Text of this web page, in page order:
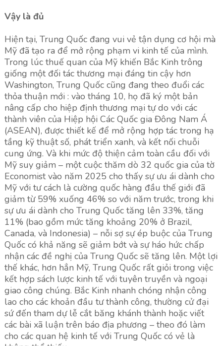
Vậy là đủ
Hiện tại, Trung Quốc đang vui vẻ tận dụng cơ hội mà
Mỹ đã tạo ra để mở rộng phạm vi kinh tế của mình.
Trong lúc thuế quan của Mỹ khiến Bắc Kinh trông
giống một đối tác thương mại đáng tin cậy hơn
Washington, Trung Quốc cũng đang theo đuổi các
thỏa thuận mới : vào tháng 10, họ đã ký một bản
nâng cấp cho hiệp định thương mại tự do với các
thành viên của Hiệp hội Các Quốc gia Đông Nam Á
(ASEAN), được thiết kế để mở rộng hợp tác trong hạ
tầng kỹ thuật số, phát triển xanh, và kết nối chuỗi
cung ứng. Và khi mức độ thiện cảm toàn cầu đối với
Mỹ suy giảm – một cuộc thăm dò 32 quốc gia của tờ
Economist vào năm 2025 cho thấy sự ưu ái dành cho
Mỹ với tư cách là cường quốc hàng đầu thế giới đã
giảm từ 59% xuống 46% so với năm trước, trong khi
sự ưu ái dành cho Trung Quốc tăng lên 33%, tăng
11% (bao gồm mức tăng khoảng 20% ở Brazil,
Canada, và Indonesia) – nỗi sợ sự ép buộc của Trung
Quốc có khả năng sẽ giảm bớt và sự háo hức chấp
nhận các đề nghị của Trung Quốc sẽ tăng lên. Một lợi
thế khác, hơn hẳn Mỹ, Trung Quốc rất giỏi trong việc
kết hợp sách lược kinh tế với tuyên truyền và ngoại
giao công chúng. Bắc Kinh nhanh chóng nhận công
lao cho các khoản đầu tư thành công, thường cử đại
sứ đến tham dự lễ cắt băng khánh thành hoặc viết
các bài xã luận trên báo địa phương – theo đó làm
cho các quan hệ kinh tế với Trung Quốc có vẻ là